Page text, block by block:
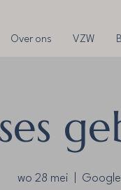
Over ons VZW
wo 28 mei